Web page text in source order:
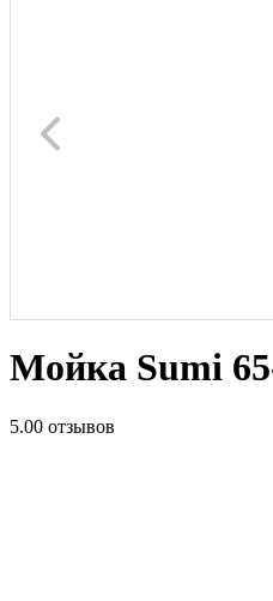
Мойка Sumi
5.00 отзывов